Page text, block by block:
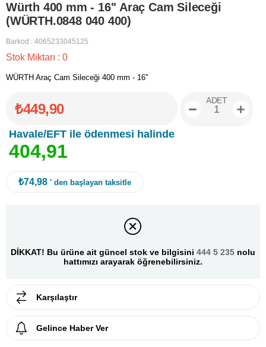
Würth 400 mm - 16'' Araç Cam Sileceği
(WÜRTH.0848 040 400)
Barkod : 4065233045125
Stok Miktarı : 0
WÜRTH Araç Cam Sileceği 400 mm - 16''
₺449,90
Havale/EFT ile ödenmesi halinde
404,91
ADET
₺74,98 ' den başlayan taksitle
DİKKAT! Bu ürüne ait güncel stok ve bilgisini 444 5 235 nolu
hattımızı arayarak öğrenebilirsiniz.
Karşılaştır
Gelince Haber Ver